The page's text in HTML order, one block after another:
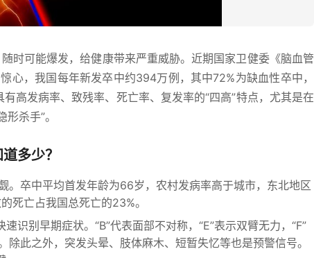
时可能爆发，给健康带来严重威胁。近期国家卫健委《脑血管
心，我国每年新发卒中约394万例，其中72%为缺血性卒中，
高发病率、致残率、死亡率、复发率的“四高”特点，尤其是在
杀手”。
多少？
。卒中平均首发年龄为66岁，农村发病率高于城市，东北地区
死亡占我国总死亡的23%。
速识别早期症状。“B”代表面部不对称，“E”表示双臂无力，“F”
此之外，突发头晕、肢体麻木、短暂失忆等也是预警信号。